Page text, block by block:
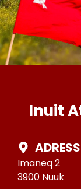
Inuit
Imaneq 2
3900 Nuuk